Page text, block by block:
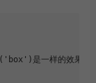
是一样的效果